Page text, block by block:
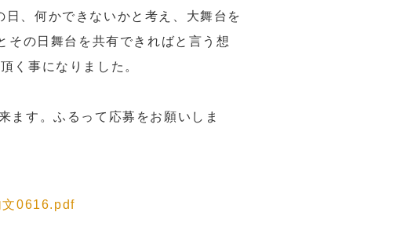
、何かできないかと考え、大舞台を
その日舞台を共有できればと言う想
く事になりました。
ます。ふるって応募をお願いしま
0616.pdf